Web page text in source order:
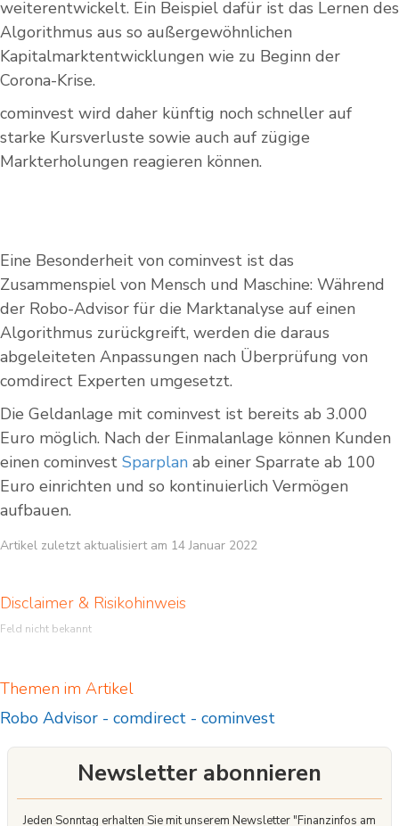
weiterentwickelt. Ein Beispiel dafür ist das Lernen des
Algorithmus aus so außergewöhnlichen
Kapitalmarktentwicklungen wie zu Beginn der
Corona-Krise.
cominvest wird daher künftig noch schneller auf
starke Kursverluste sowie auch auf zügige
Markterholungen reagieren können.
Eine Besonderheit von cominvest ist das
Zusammenspiel von Mensch und Maschine: Während
der Robo-Advisor für die Marktanalyse auf einen
Algorithmus zurückgreift, werden die daraus
abgeleiteten Anpassungen nach Überprüfung von
comdirect Experten umgesetzt.
Die Geldanlage mit cominvest ist bereits ab 3.000
Euro möglich. Nach der Einmalanlage können Kunden
einen cominvest Sparplan ab einer Sparrate ab 100
Euro einrichten und so kontinuierlich Vermögen
aufbauen.
Artikel zuletzt aktualisiert am 14 Januar 2022
Disclaimer & Risikohinweis
Feld nicht bekannt
Themen im Artikel
Robo Advisor - comdirect - cominvest
Newsletter abonnieren
Jeden Sonntag erhalten Sie mit unserem Newsletter "Finanzinfos am